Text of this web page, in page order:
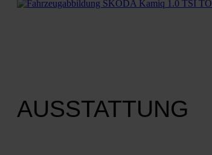
AUSSTATTUNG